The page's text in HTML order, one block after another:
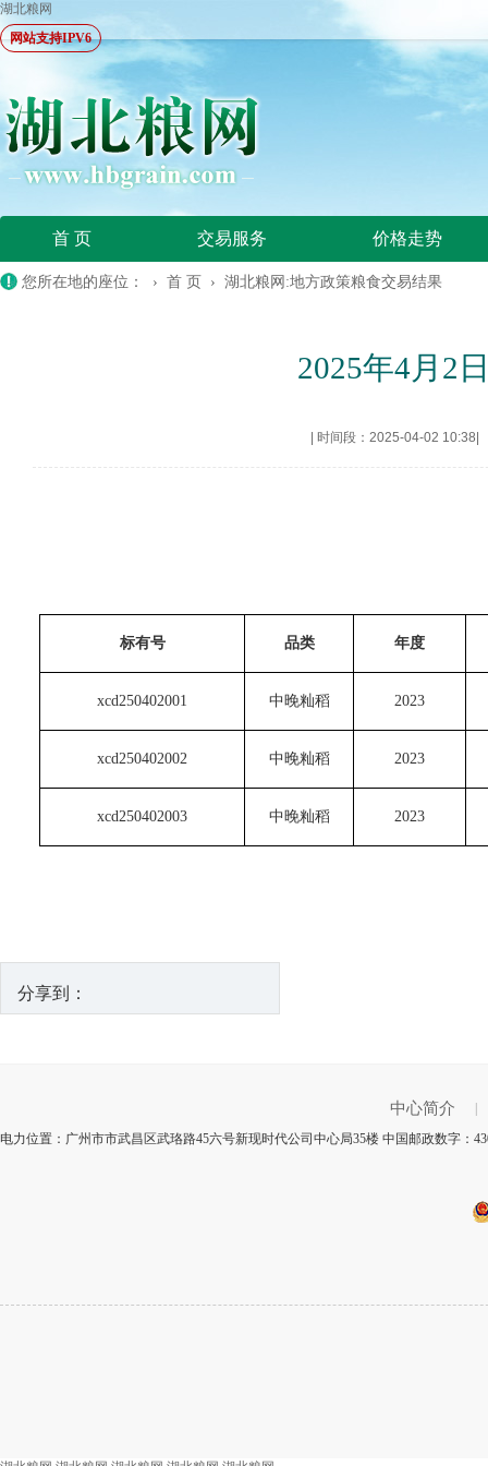
湖北粮网
网站支持IPV6
首 页 交易服务 价格走势
您所在地的座位： › 首 页 › 湖北粮网:地方政策粮食交易结果
2025年4月2
时间段：2025-04-02 10:38
标有号 品类 年度
xcd250402001 中晚籼稻 2023
xcd250402002 中晚籼稻 2023
xcd250402003 中晚籼稻 2023
分享到：
中心简介
电力位置：广州市市武昌区武珞路45六号新现时代公司中心局35楼 中国邮政数字：